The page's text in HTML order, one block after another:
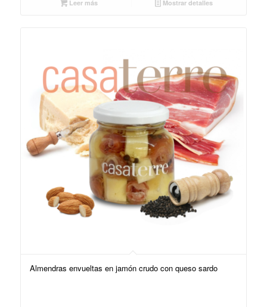
Leer más Mostrar detalles
Almendras envueltas en jamón crudo con queso sardo